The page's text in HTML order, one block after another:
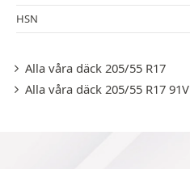
HSN
Alla våra däck 205/55 R17
Alla våra däck 205/55 R17 91V